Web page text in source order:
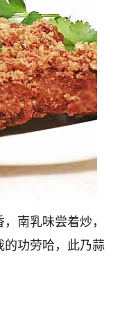
南乳味尝着炒，
功劳哈，此乃蒜